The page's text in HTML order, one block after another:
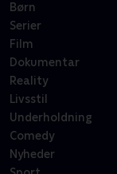
Børn
Serier
Film
Dokumentar
Reality
Livsstil
Underholdning
Comedy
Nyheder